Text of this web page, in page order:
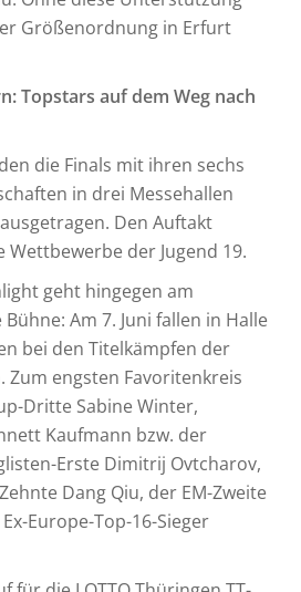
Größenordnung in Erfurt
Topstars auf dem Weg nach
die Finals mit ihren sechs
in drei Messehallen
Den Auftakt
Wettbewerbe der Jugend 19.
geht hingegen am
Am 7. Juni fallen in Halle
bei den Titelkämpfen der
Zum engsten Favoritenkreis
Dritte Sabine Winter,
Kaufmann bzw. der
Erste Dimitrij Ovtcharov,
Dang Qiu, der EM-Zweite
Europe-Top-16-Sieger